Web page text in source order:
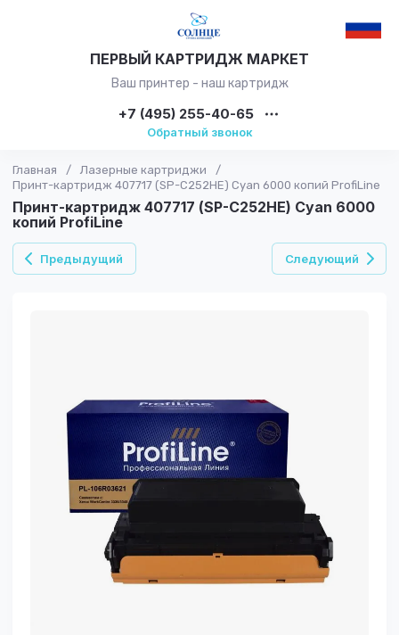
ПЕРВЫЙ КАРТРИДЖ МАРКЕТ
Ваш принтер - наш картридж
+7 (495) 255-40-65
Обратный звонок
Главная / Лазерные картриджи
/
Принт-картридж 407717 (SP-C252HE) Cyan 6000 копий ProfiLine
Принт-картридж 407717 (SP-C252HE) Cyan 6000
копий ProfiLine
Предыдущий Следующий